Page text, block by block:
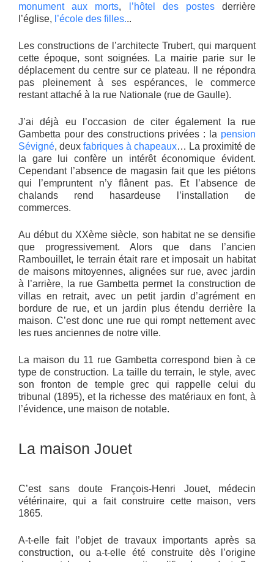
monument aux morts, l’hôtel des postesderrière
l’église, l’école des filles...
Les constructions de l’architecte Trubert, qui marquent
cette époque, sont soignées. La mairie parie sur le
déplacement du centre sur ce plateau. Il ne répondra
pas pleinement à ses espérances, le commerce
restant attaché à la rue Nationale (rue de Gaulle).
J’ai déjà eu l’occasion de citer également la rue
Gambetta pour des constructions privées : la pension
Sévigné, deux fabriques à chapeaux… La proximité de
la gare lui confère un intérêt économique évident.
Cependant l’absence de magasin fait que les piétons
qui l’empruntent n’y flânent pas. Et l’absence de
chalands rend hasardeuse l’installation de
commerces.
Au début du XXème siècle, son habitat ne se densifie
que progressivement. Alors que dans l’ancien
Rambouillet, le terrain était rare et imposait un habitat
de maisons mitoyennes, alignées sur rue, avec jardin
à l’arrière, la rue Gambetta permet la construction de
villas en retrait, avec un petit jardin d’agrément en
bordure de rue, et un jardin plus étendu derrière la
maison. C’est donc une rue qui rompt nettement avec
les rues anciennes de notre ville.
La maison du 11 rue Gambetta correspond bien à ce
type de construction. La taille du terrain, le style, avec
son fronton de temple grec qui rappelle celui du
tribunal (1895), et la richesse des matériaux en font, à
l’évidence, une maison de notable.
La maison Jouet
C’est sans doute François-Henri Jouet, médecin
vétérinaire, qui a fait construire cette maison, vers
1865.
A-t-elle fait l’objet de travaux importants après sa
construction, ou a-t-elle été construite dès l’origine